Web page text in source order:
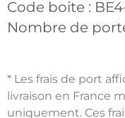
Code boite :
Nombre de
* Les frais de port
livraison en France
uniquement. Ces